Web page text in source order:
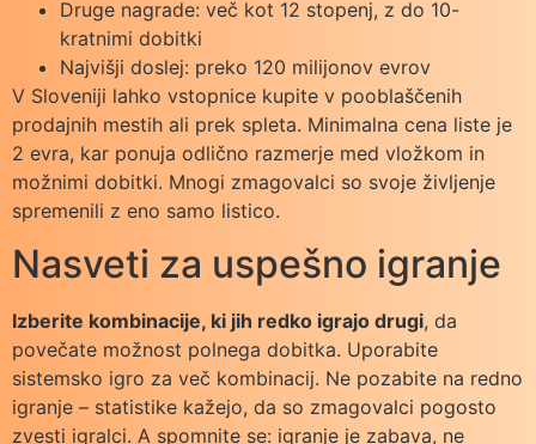
Druge nagrade: več kot 12 stopenj, z do 10-
kratnimi dobitki
Najvišji doslej: preko 120 milijonov evrov
V Sloveniji lahko vstopnice kupite v pooblaščenih
prodajnih mestih ali prek spleta. Minimalna cena liste je
2 evra, kar ponuja odlično razmerje med vložkom in
možnimi dobitki. Mnogi zmagovalci so svoje življenje
spremenili z eno samo listico.
Nasveti za uspešno igranje
Izberite kombinacije, ki jih redko igrajo drugi, da
povečate možnost polnega dobitka. Uporabite
sistemsko igro za več kombinacij. Ne pozabite na redno
igranje – statistike kažejo, da so zmagovalci pogosto
zvesti igralci. A spomnite se: igranje je zabava, ne